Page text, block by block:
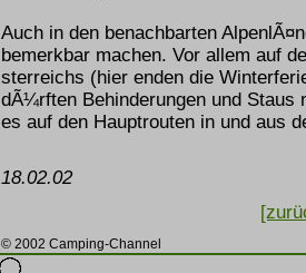
Auch in den benachbarten
bemerkbar machen. Vor allem auf
sterreichs (hier enden die
dÃ¼rften Behinderungen und Staus
es auf den Hauptrouten in und aus
18.02.02
© 2002 Camping-Channel